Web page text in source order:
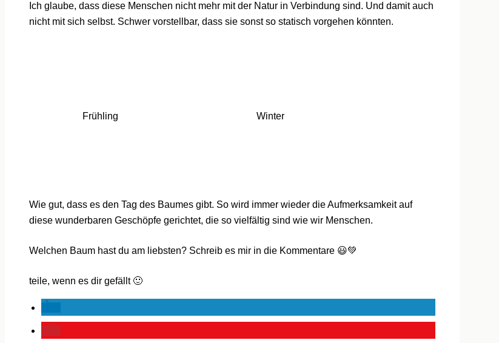
Ich glaube, dass diese Menschen nicht mehr mit der Natur in Verbindung sind. Und damit auch
nicht mit sich selbst. Schwer vorstellbar, dass sie sonst so statisch vorgehen könnten.
Frühling Winter
Wie gut, dass es den Tag des Baumes gibt. So wird immer wieder die Aufmerksamkeit auf
diese wunderbaren Geschöpfe gerichtet, die so vielfältig sind wie wir Menschen.
Welchen Baum hast du am liebsten? Schreib es mir in die Kommentare 😃💚
teile, wenn es dir gefällt 🙂